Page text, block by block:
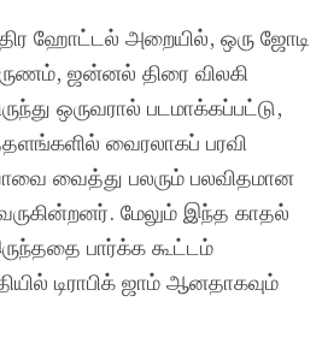
ஹோட்டல் அறையில், ஒரு ஜோடி
ஜன்னல் திரை விலகி
ஒருவரால் படமாக்கப்பட்டு,
வைரலாகப் பரவி
வைத்து பலரும் பலவிதமான
மேலும் இந்த காதல்
பார்க்க கூட்டம்
டிராபிக் ஜாம் ஆனதாகவும்